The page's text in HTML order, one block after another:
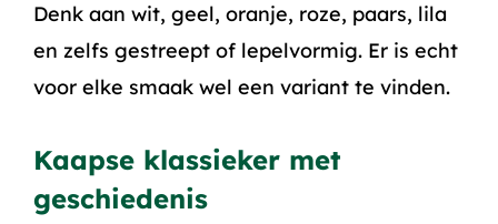
Denk aan wit, geel, oranje, roze, paars, lila
en zelfs gestreept of lepelvormig. Er is echt
voor elke smaak wel een variant te vinden.
Kaapse klassieker met
geschiedenis